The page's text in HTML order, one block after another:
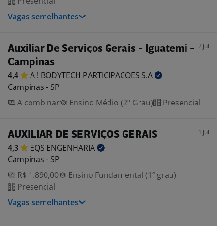
Vagas semelhantes
Auxiliar De Serviços Gerais - Iguatemi -
Campinas
2 jul
4,4 A ! BODYTECH PARTICIPACOES S.A
Campinas - SP
A combinar
Ensino Médio (2º Grau) Presencial
AUXILIAR DE SERVIÇOS GERAIS 1 jul
4,3 EQS ENGENHARIA
Campinas - SP
R$ 1.890,00
Ensino Fundamental (1º grau)
Presencial
Vagas semelhantes